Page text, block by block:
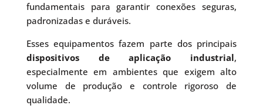
fundamentais para garantir conexões seguras,
padronizadas e duráveis.
Esses equipamentos fazem parte dos principais
dispositivos de aplicação industrial,
especialmente em ambientes que exigem alto
volume de produção e controle rigoroso de
qualidade.